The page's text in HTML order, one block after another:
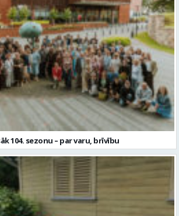
104. sezonu – par varu, brīvību